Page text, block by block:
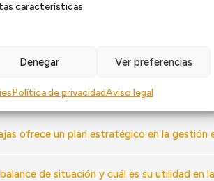
características
Denegar Ver preferencias
Política de privacidadAviso legal
importante que mi empresa tenga a su
puede una asesoría fiscal optimizar la
diferencia entre rentabilidad y liquidez, y
ofrece un plan estratégico en la gestión
de situación y cuál es su utilidad en